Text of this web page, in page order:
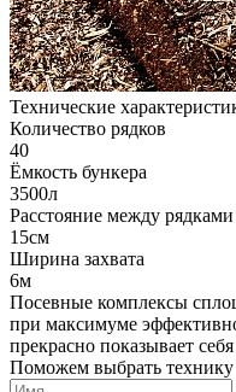
Технические
Количество рядков
40
Ёмкость бункера
3500л
Расстояние между рядками
15см
Ширина захвата
6м
Посевные комплексы
при максимуме
прекрасно показывает
Поможем выбрать технику